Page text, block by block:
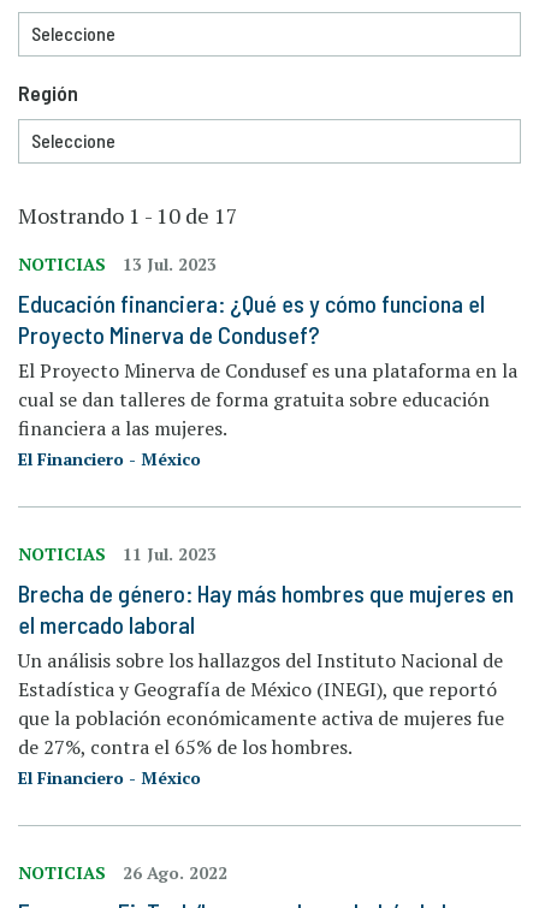
Mostrando 1 - 10 de 17
NOTICIAS 13 Jul. 2023
Educación financiera: ¿Qué es y cómo funciona el
Proyecto Minerva de Condusef?
El Proyecto Minerva de Condusef es una plataforma en la
cual se dan talleres de forma gratuita sobre educación
financiera a las mujeres.
El Financiero - México
NOTICIAS 11 Jul. 2023
Brecha de género: Hay más hombres que mujeres en
el mercado laboral
Un análisis sobre los hallazgos del Instituto Nacional de
Estadística y Geografía de México (INEGI), que reportó
que la población económicamente activa de mujeres fue
de 27%, contra el 65% de los hombres.
El Financiero - México
NOTICIAS 26 Ago. 2022
Región